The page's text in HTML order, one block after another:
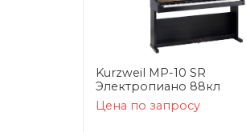
Kurzweil MP-10 SR
Электропиано 88кл
Цена по запросу